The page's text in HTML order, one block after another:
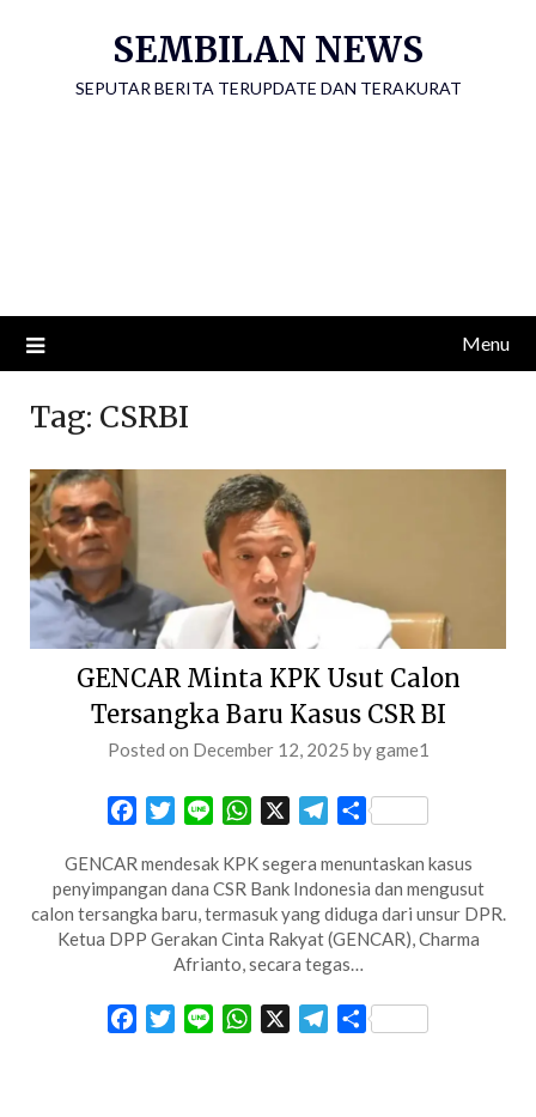
SEMBILAN NEWS
SEPUTAR BERITA TERUPDATE DAN TERAKURAT
Menu
Tag: CSRBI
GENCAR Minta KPK Usut Calon
Tersangka Baru Kasus CSR BI
Posted on December 12, 2025 bygame1
FacebookTwitterLine WhatsApp Telegram
Share
GENCAR mendesak KPK segera menuntaskan kasus
penyimpangan dana CSR Bank Indonesia dan mengusut
calon tersangka baru, termasuk yang diduga dari unsur DPR.
Ketua DPP Gerakan Cinta Rakyat (GENCAR), Charma
Afrianto, secara tegas…
FacebookTwitterLine WhatsApp Telegram
Share